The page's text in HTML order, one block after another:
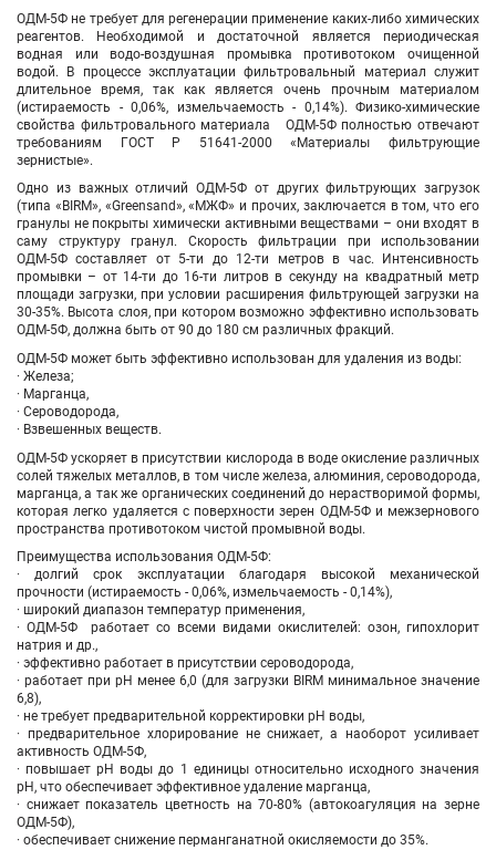
ОДМ-5Ф не требует для регенерации применение каких-либо химических
реагентов. Необходимой и достаточной является периодическая
водная или водо-воздушная промывка противотоком очищенной
водой. В процессе эксплуатации фильтровальный материал служит
длительное время, так как является очень прочным материалом
(истираемость - 0,06%, измельчаемость - 0,14%). Физико-химические
свойства фильтровального материала ОДМ-5Ф полностью отвечают
требованиям ГОСТ Р 51641-2000 «Материалы фильтрующие
зернистые».
Одно из важных отличий ОДМ-5Ф от других фильтрующих загрузок
(типа «BIRM», «Greensand», «МЖФ» и прочих, заключается в том, что его
гранулы не покрыты химически активными веществами – они входят в
саму структуру гранул. Скорость фильтрации при использовании
ОДМ-5Ф составляет от 5-ти до 12-ти метров в час. Интенсивность
промывки – от 14-ти до 16-ти литров в секунду на квадратный метр
площади загрузки, при условии расширения фильтрующей загрузки на
30-35%. Высота слоя, при котором возможно эффективно использовать
ОДМ-5Ф, должна быть от 90 до 180 см различных фракций.
ОДМ-5Ф может быть эффективно использован для удаления из воды:
· Железа;
· Марганца,
· Сероводорода,
· Взвешенных веществ.
ОДМ-5Ф ускоряет в присутствии кислорода в воде окисление различных
солей тяжелых металлов, в том числе железа, алюминия, сероводорода,
марганца, а так же органических соединений до нерастворимой формы,
которая легко удаляется с поверхности зерен ОДМ-5Ф и межзернового
пространства противотоком чистой промывной воды.
Преимущества использования ОДМ-5Ф:
· долгий срок эксплуатации благодаря высокой механической
прочности (истираемость - 0,06%, измельчаемость - 0,14%),
· широкий диапазон температур применения,
· ОДМ-5Ф работает со всеми видами окислителей: озон, гипохлорит
натрия и др.,
· эффективно работает в присутствии сероводорода,
· работает при рН менее 6,0 (для загрузки BIRM минимальное значение
6,8),
· не требует предварительной корректировки рН воды,
· предварительное хлорирование не снижает, а наоборот усиливает
активность ОДМ-5Ф,
· повышает рН воды до 1 единицы относительно исходного значения
рН, что обеспечивает эффективное удаление марганца,
· снижает показатель цветность на 70-80% (автокоагуляция на зерне
ОДМ-5Ф),
· обеспечивает снижение перманганатной окисляемости до 35%.